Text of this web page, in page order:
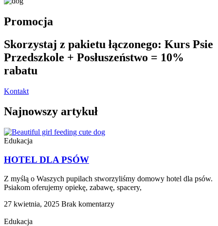
Promocja
Skorzystaj z pakietu łączonego: Kurs Psie
Przedszkole + Posłuszeństwo = 10%
rabatu
Kontakt
Najnowszy artykuł
Edukacja
HOTEL DLA PSÓW
Z myślą o Waszych pupilach stworzyliśmy domowy hotel dla psów.
Psiakom oferujemy opiekę, zabawę, spacery,
27 kwietnia, 2025 Brak komentarzy
Edukacja